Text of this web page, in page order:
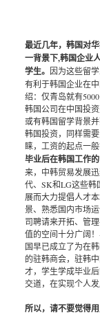
最近几年，韩国对
一背景下,韩国企业
学生。 因为这些留
有利于韩国企业在
绍：仅青岛就有
韩国公司在中国投
或有韩国留学背景
韩国投资，同样需
睐，工资的起点一般
毕业后在韩国工作
来，中韩贸易发展
代、SK和LG这些韩
展而大力提倡人才
景、熟悉国内市场
司聘请来开拓、管
值的空间十分广阔
国早已成立了为在
的驻韩商会，驻韩
才，学生学成毕业
交道，在实现个人
所以，请不要觉得